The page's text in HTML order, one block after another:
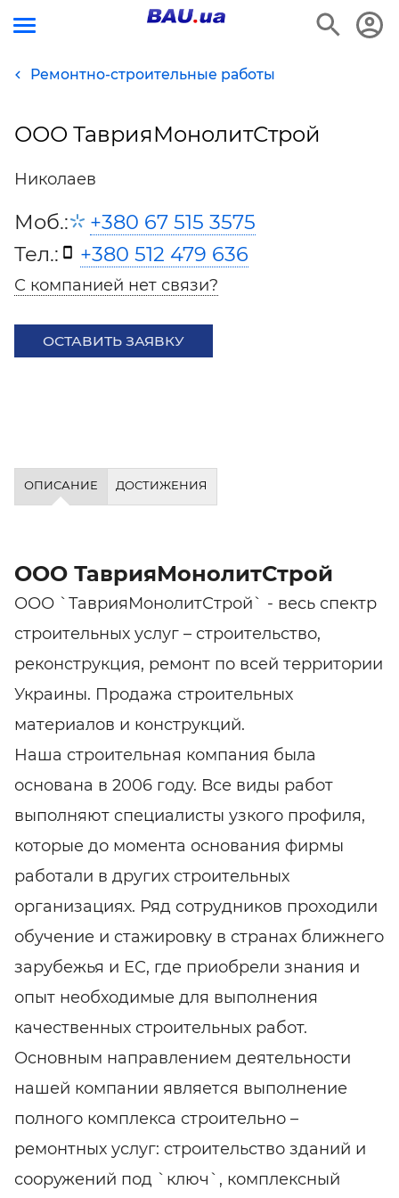
Ремонтно-строительные работы
ООО ТаврияМонолитСтрой
Николаев
Моб.:
+380 67 515 3575
Тел.:
+380 512 479 636
С компанией нет связи?
ОСТАВИТЬ ЗАЯВКУ
ОПИСАНИЕ ДОСТИЖЕНИЯ
ООО ТаврияМонолитСтрой
ООО `ТаврияМонолитСтрой` - весь спектр
строительных услуг – строительство,
реконструкция, ремонт по всей территории
Украины. Продажа строительных
материалов и конструкций.
Наша строительная компания была
основана в 2006 году. Все виды работ
выполняют специалисты узкого профиля,
которые до момента основания фирмы
работали в других строительных
организациях. Ряд сотрудников проходили
обучение и стажировку в странах ближнего
зарубежья и ЕС, где приобрели знания и
опыт необходимые для выполнения
качественных строительных работ.
Основным направлением деятельности
нашей компании является выполнение
полного комплекса строительно –
ремонтных услуг: строительство зданий и
сооружений под `ключ`, комплексный